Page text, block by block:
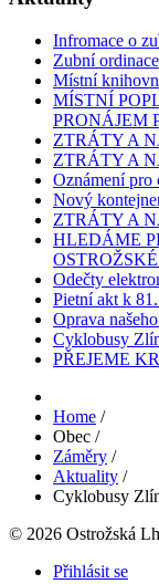
Infromace o
Zubní
Místní
MÍSTNÍ
PRONÁJEM
ZTRÁTY A
ZTRÁTY A
Oznámení
Nový
ZTRÁTY A
HLEDÁME
Odečty
Pietní akt k
Oprava
Cyklobusy
PŘEJEME
Home /
Obec /
Záměry /
Aktuality /
Cyklobusy
© 2026 Ostrožská
Přihlásit se